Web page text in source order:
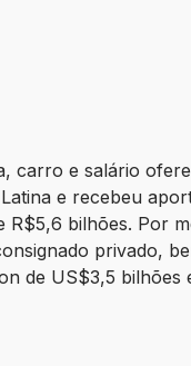
carro e salário
e recebeu
bilhões. Por
privado,
de US$3,5